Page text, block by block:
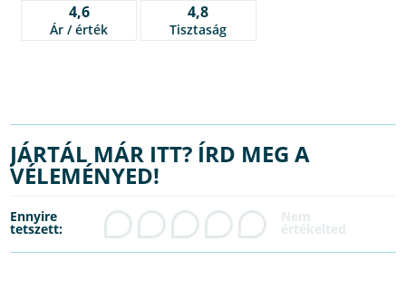
4,6
Ár / érték
4,8
Tisztaság
JÁRTÁL MÁR ITT? ÍRD MEG A
VÉLEMÉNYED!
Ennyire
tetszett: